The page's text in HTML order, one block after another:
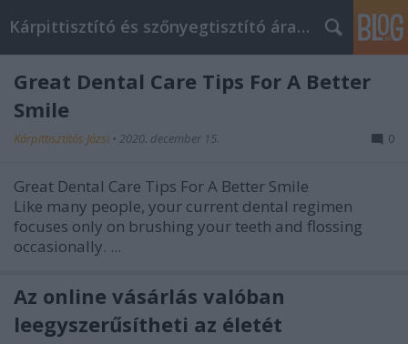
Kárpittisztító és szőnyegtisztító árak BP
Great Dental Care Tips For A Better
Smile
Kárpittisztítós Józsi • 2020. december 15. 0
Great Dental Care Tips For A Better Smile
Like many people, your current dental regimen
focuses only on brushing your teeth and flossing
occasionally. ...
Az online vásárlás valóban
leegyszerűsítheti az életét